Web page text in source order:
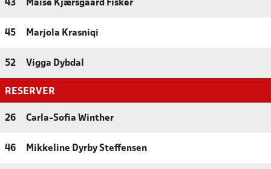
43 Maise Kjærsgaard Fisker
45 Marjola Krasniqi
52 Vigga Dybdal
RESERVER
26 Carla-Sofia Winther
46 Mikkeline Dyrby Steffensen